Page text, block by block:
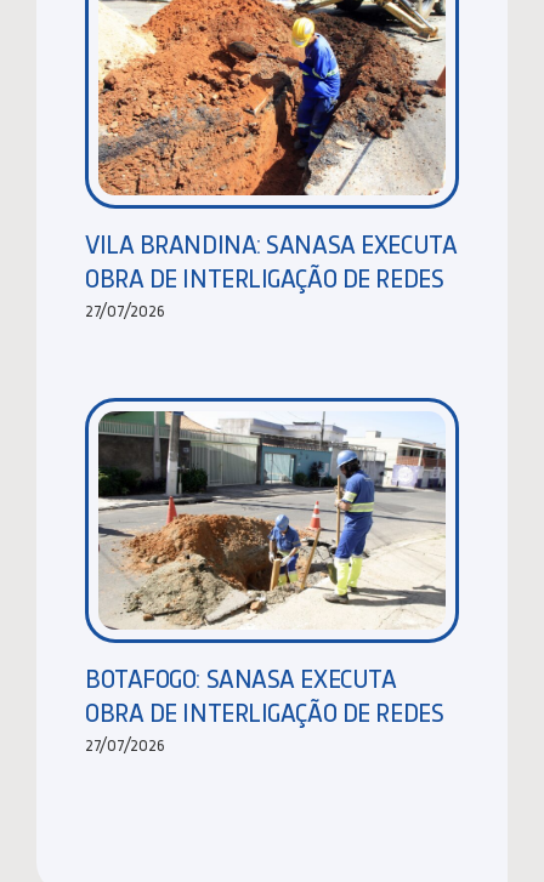
VILA BRANDINA: SANASA EXECUTA
OBRA DE INTERLIGAÇÃO DE REDES
27/07/2026
BOTAFOGO: SANASA EXECUTA
OBRA DE INTERLIGAÇÃO DE REDES
27/07/2026